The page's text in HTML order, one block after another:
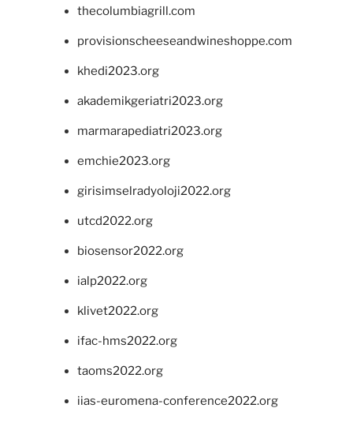
thecolumbiagrill.com
provisionscheeseandwineshoppe.com
khedi2023.org
akademikgeriatri2023.org
marmarapediatri2023.org
emchie2023.org
girisimselradyoloji2022.org
utcd2022.org
biosensor2022.org
ialp2022.org
klivet2022.org
ifac-hms2022.org
taoms2022.org
iias-euromena-conference2022.org